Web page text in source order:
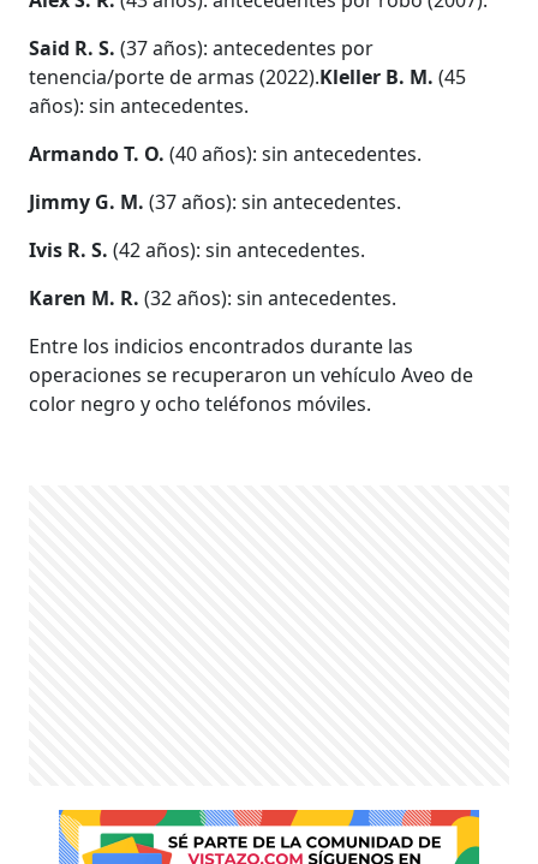
Said R. S. (37 años): antecedentes por
tenencia/porte de armas (2022).Kleller B. M. (45
años): sin antecedentes.
Armando T. O. (40 años): sin antecedentes.
Jimmy G. M. (37 años): sin antecedentes.
Ivis R. S. (42 años): sin antecedentes.
Karen M. R. (32 años): sin antecedentes.
Entre los indicios encontrados durante las
operaciones se recuperaron un vehículo Aveo de
color negro y ocho teléfonos móviles.